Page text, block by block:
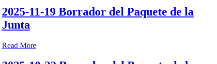
2025-11-19 Borrador del Paquete de la
Junta
Read More